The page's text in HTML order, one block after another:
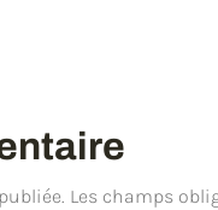
Les champs